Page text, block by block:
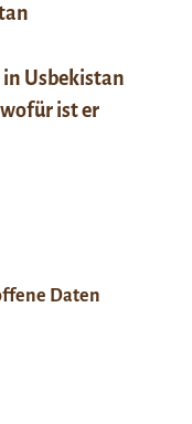
Usbekistan
ist er
Daten